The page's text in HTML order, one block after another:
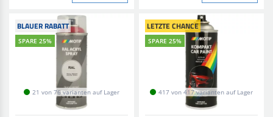
BLAUER RABATT
SPARE 25%
21 von 76 varianten auf Lager
LETZTE CHANCE
SPARE 25%
417 von 417 varianten auf Lager